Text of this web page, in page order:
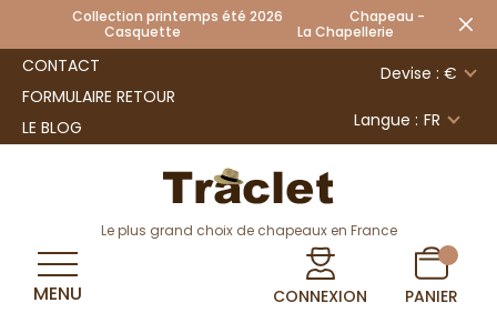
Collection printemps été 2026 Chapeau -
Casquette La Chapellerie
CONTACT
FORMULAIRE RETOUR
LE BLOG
Devise : €
Langue : FR
Le plus grand choix de chapeaux en France
CONNEXION PANIER
MENU